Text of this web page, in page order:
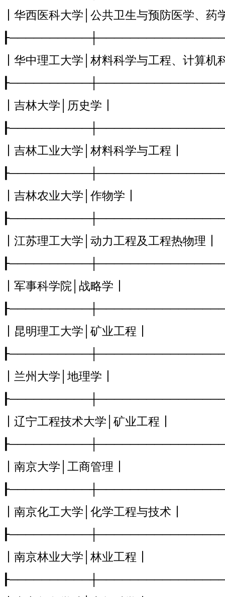
┃华西医科大学│公共卫生与预防医学、药
┃华中理工大学│材料科学与工程、计算
┃吉林大学│历史学┃
┃吉林工业大学│材料科学与工程┃
┃吉林农业大学│作物学┃
┃江苏理工大学│动力工程及工程热物理┃
┃军事科学院│战略学┃
┃昆明理工大学│矿业工程┃
┃兰州大学│地理学┃
┃辽宁工程技术大学│矿业工程┃
┃南京大学│工商管理┃
┃南京化工大学│化学工程与技术┃
┃南京林业大学│林业工程┃